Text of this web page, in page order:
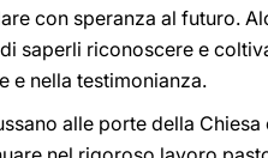
con speranza al futuro.
saperli riconoscere e
e nella testimonianza.
alle porte della